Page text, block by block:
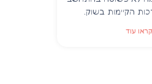
הקיימות בשוק.
קראו עוד